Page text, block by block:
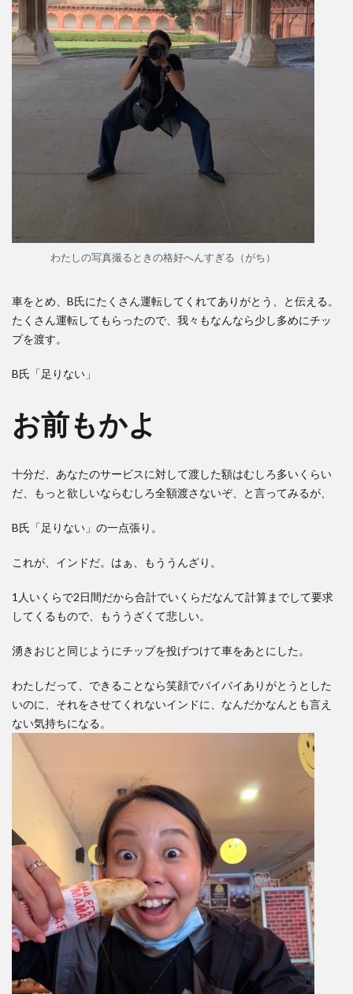
わたしの写真撮るときの格好へんすぎる（がち）
車をとめ、B氏にたくさん運転してくれてありがとう、と伝える。
たくさん運転してもらったので、我々もなんなら少し多めにチッ
プを渡す。
B氏「足りない」
お前もかよ
十分だ、あなたのサービスに対して渡した額はむしろ多いくらい
だ、もっと欲しいならむしろ全額渡さないぞ、と言ってみるが、
B氏「足りない」の一点張り。
これが、インドだ。はぁ、もううんざり。
1人いくらで2日間だから合計でいくらだなんて計算までして要求
してくるもので、もううざくて悲しい。
湧きおじと同じようにチップを投げつけて車をあとにした。
わたしだって、できることなら笑顔でバイバイありがとうとした
いのに、それをさせてくれないインドに、なんだかなんとも言え
ない気持ちになる。